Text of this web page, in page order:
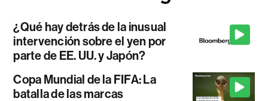
¿Qué hay detrás de la inusual
intervención sobre el yen por
parte de EE. UU. y Japón?
Copa Mundial de la FIFA: La
batalla de las marcas